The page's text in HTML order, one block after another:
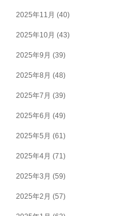
2025年11月 (40)
2025年10月 (43)
2025年9月 (39)
2025年8月 (48)
2025年7月 (39)
2025年6月 (49)
2025年5月 (61)
2025年4月 (71)
2025年3月 (59)
2025年2月 (57)